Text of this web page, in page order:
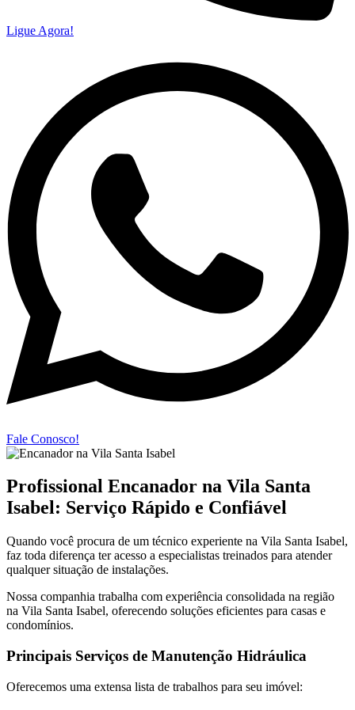
Ligue Agora!
Fale Conosco!
Profissional Encanador na Vila Santa
Isabel: Serviço Rápido e Confiável
Quando você procura de um técnico experiente na Vila Santa Isabel,
faz toda diferença ter acesso a especialistas treinados para atender
qualquer situação de instalações.
Nossa companhia trabalha com experiência consolidada na região
na Vila Santa Isabel, oferecendo soluções eficientes para casas e
condomínios.
Principais Serviços de Manutenção Hidráulica
Oferecemos uma extensa lista de trabalhos para seu imóvel: